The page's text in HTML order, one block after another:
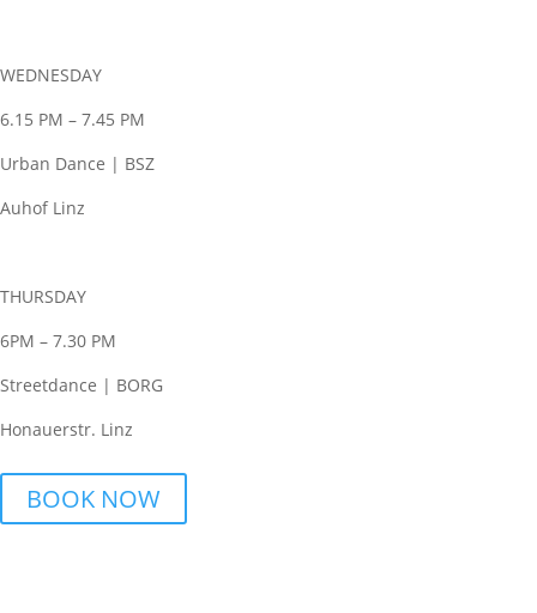
WEDNESDAY
6.15 PM – 7.45 PM
Urban Dance | BSZ
Auhof Linz
THURSDAY
6PM – 7.30 PM
Streetdance | BORG
Honauerstr. Linz
BOOK NOW